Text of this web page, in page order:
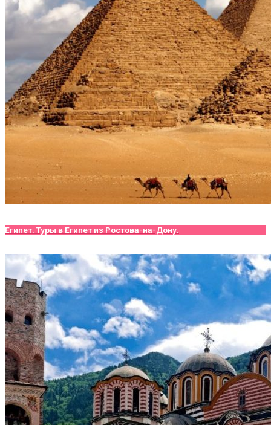
Египет. Туры в Египет из Ростова-на-Дону.